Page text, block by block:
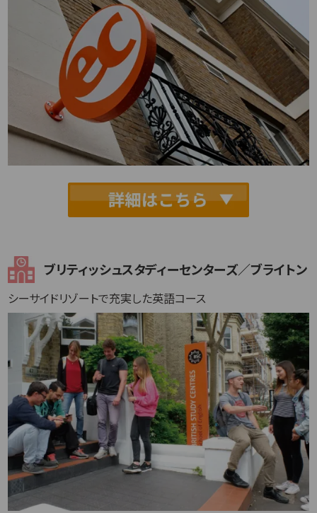
ブリティッシュスタディーセンターズ／ブライトン
シーサイドリゾートで充実した英語コース